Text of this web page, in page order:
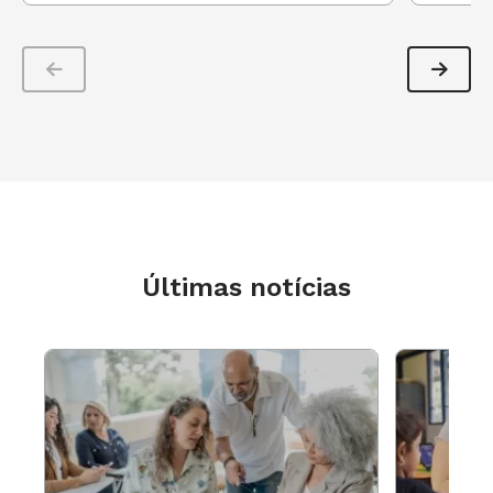
planejamento e as dúvidas sobre o que é
preciso ser aprimorado e como fazê-lo é um
aplicar de acordo com a necessidade do aluno.
Na hora que o professor coloca em prática sua
inovação pedagógica, a aprendizagem é maior",
diz Valter Pereira de Menezes, professor de
Últimas notícias